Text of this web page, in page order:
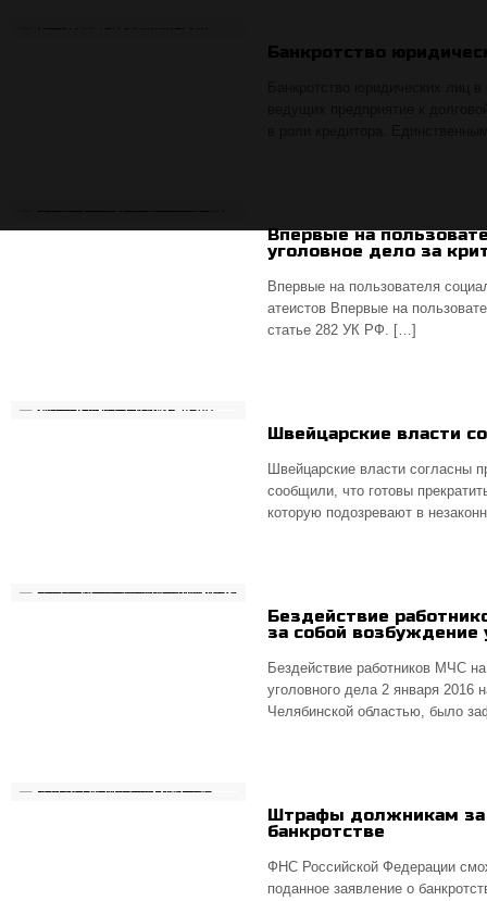
Банкротство
Впервые на
уголовное дело за
Впервые на пользователя
атеистов Впервые на
статье 282 УК РФ. […]
Швейцарские власти
Швейцарские власти согласны
сообщили, что готовы
которую подозревают в
Бездействие
за собой возбуждение
Бездействие работников МЧС
уголовного дела 2 января 2016
Челябинской областью, было
Штрафы должникам за
банкротстве
ФНС Российской Федерации
поданное заявление о